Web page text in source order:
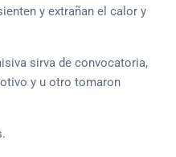
y extrañan el calor y
sirva de convocatoria,
y u otro tomaron